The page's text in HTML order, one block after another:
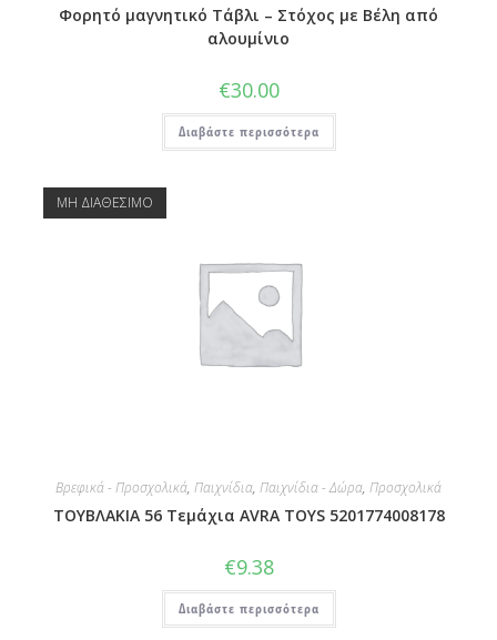
Φορητό μαγνητικό Τάβλι – Στόχος με Βέλη από
αλουμίνιο
€30.00
Διαβάστε περισσότερα
ΜΗ ΔΙΑΘΕΣΙΜΟ
Βρεφικά - Προσχολικά, Παιχνίδια, Παιχνίδια - Δώρα, Προσχολικά
ΤΟΥΒΛΑΚΙΑ 56 Τεμάχια AVRA TOYS 5201774008178
€9.38
Διαβάστε περισσότερα